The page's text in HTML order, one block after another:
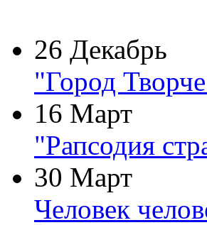
26 Декабрь
"Город
16 Март
"Рапсодия
30 Март
Человек